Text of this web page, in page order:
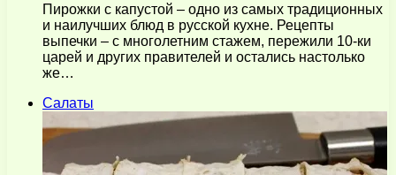
Пирожки с капустой – одно из самых традиционных
и наилучших блюд в русской кухне. Рецепты
выпечки – с многолетним стажем, пережили 10-ки
царей и других правителей и остались настолько
же…
Салаты